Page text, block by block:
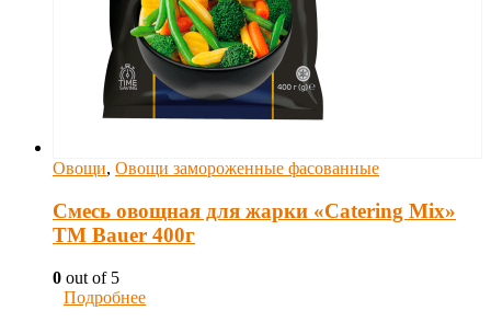
Овощи, Овощи замороженные фасованные
Смесь овощная для жарки «Catering Mix»
ТМ Bauer 400г
0 out of 5
Подробнее